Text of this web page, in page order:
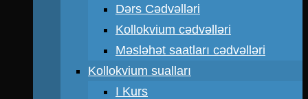
Dərs Cədvəlləri
Kollokvium cədvəlləri
Məsləhət saatları cədvəlləri
Kollokvium sualları
I Kurs